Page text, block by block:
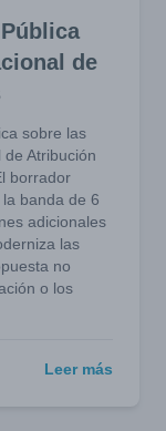
de
sobre las
Atribución
borrador
banda de 6
adicionales
las
no
o los
Leer más